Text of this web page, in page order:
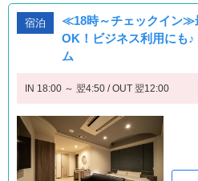
宿泊
≪18時～チェックイン≫
OK！ビジネス利用にも
ム
IN 18:00 ～ 翌4:50 / OUT 翌12:00